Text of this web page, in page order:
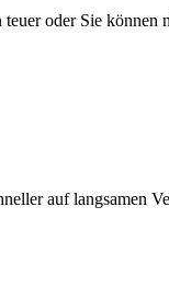
oder Sie
auf langsamen